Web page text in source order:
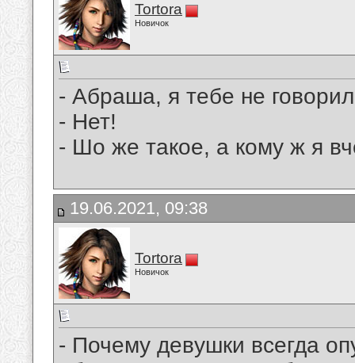
Tortora
Новичок
- Абраша, я тебе не
- Нет!
- Шо же такое, а кому ж я
19.06.2021, 09:38
Tortora
Новичок
- Почемy девyшки всегда